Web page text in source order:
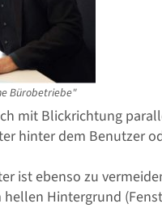
Bürobetriebe"
mit Blickrichtung
hinter dem Benutzer
ist ebenso zu
Hintergrund